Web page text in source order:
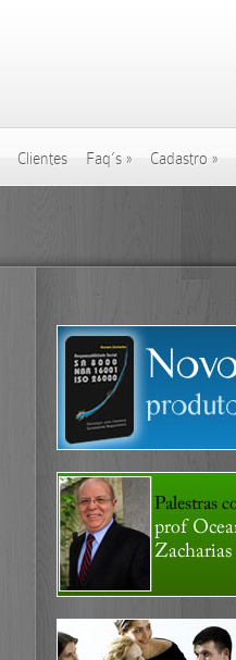
Clientes Faq’s » Cadastro »